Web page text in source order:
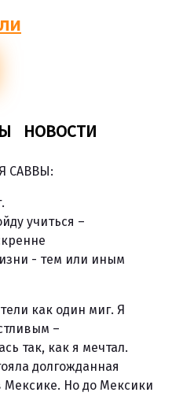
НОВОСТИ
САВВЫ:
учиться –
- тем или иным
как один миг. Я
–
так, как я мечтал.
долгожданная
Но до Мексики